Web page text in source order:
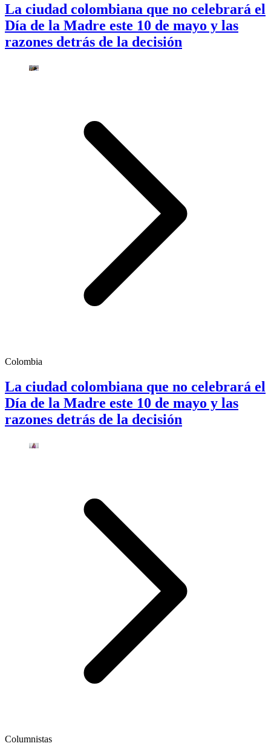
La ciudad colombiana que no celebrará el
Día de la Madre este 10 de mayo y las
razones detrás de la decisión
Colombia
La ciudad colombiana que no celebrará el
Día de la Madre este 10 de mayo y las
razones detrás de la decisión
Columnistas